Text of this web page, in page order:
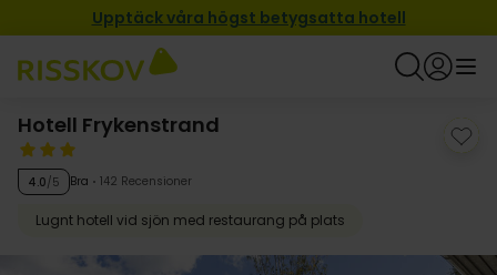
Upptäck våra högst betygsatta hotell
Hotell Frykenstrand
4.0/5 Bra 142 Recensioner
Lugnt hotell vid sjön med restaurang på plats